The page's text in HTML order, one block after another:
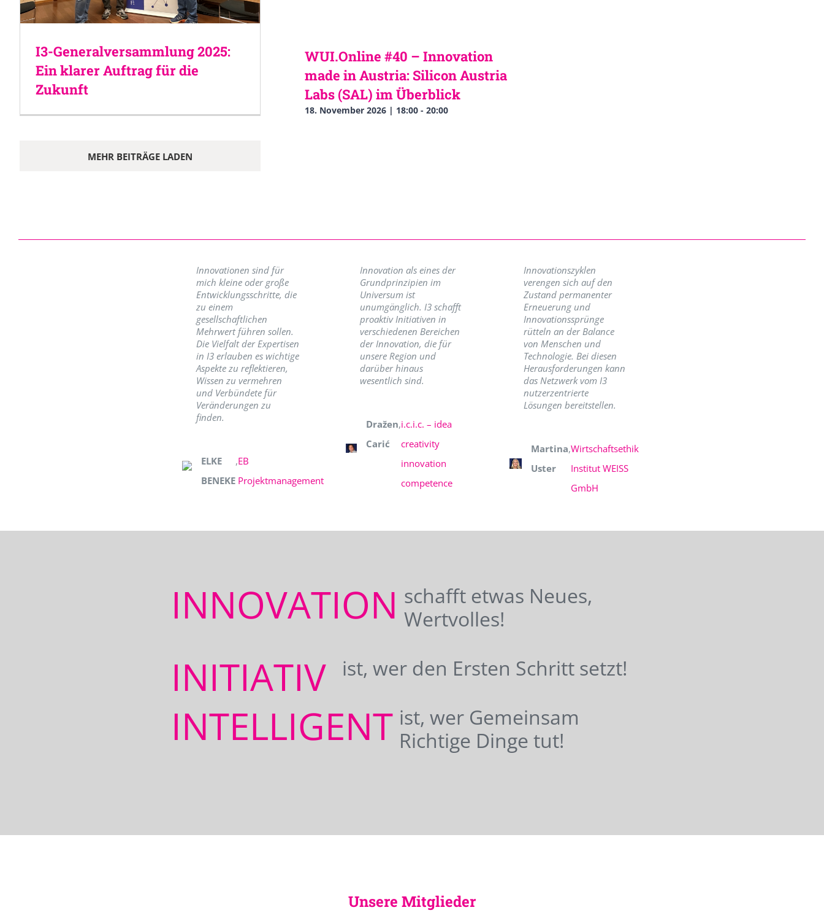
I3-Generalversammlung 2025:
Ein klarer Auftrag für die
Zukunft
MEHR BEITRÄGE LADEN
WUI.Online #40 – Innovation
made in Austria: Silicon Austria
Labs (SAL) im Überblick
18. November 2026 | 18:00- 20:00
Innovationen sind für
mich kleine oder große
Entwicklungsschritte, die
zu einem
gesellschaftlichen
Mehrwert führen sollen.
Die Vielfalt der Expertisen
in I3 erlauben es wichtige
Aspekte zu reflektieren,
Wissen zu vermehren
und Verbündete für
Veränderungen zu
finden.
ELKE
BENEKE
,EB
Projektmanagement
Innovation als eines der
Grundprinzipien im
Universum ist
unumgänglich. I3 schafft
proaktiv Initiativen in
verschiedenen Bereichen
der Innovation, die für
unsere Region und
darüber hinaus
wesentlich sind.
Dražen
Carić
,i.c.i.c. – idea
creativity
innovation
competence
Innovationszyklen
verengen sich auf den
Zustand permanenter
Erneuerung und
Innovationssprünge
rütteln an der Balance
von Menschen und
Technologie. Bei diesen
Herausforderungen kann
das Netzwerk vom I3
nutzerzentrierte
Lösungen bereitstellen.
Martina
Uster
,Wirtschaftsethik
Institut WEISS
GmbH
INNOVATION schafft etwas Neues,
Wertvolles!
INITIATIV ist, wer den Ersten Schritt setzt!
INTELLIGENT ist, wer Gemeinsam
Richtige Dinge tut!
Unsere Mitglieder